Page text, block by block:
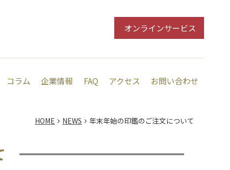
オンラインサービス
コラム 企業情報 FAQ アクセス お問い合わせ
HOME NEWS 年末年始の印鑑のご注文について